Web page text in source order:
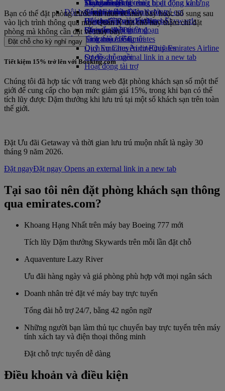
Thức uống
Đội bay của chúng tôi
Boeing 777
Emirates A380
Emirates A350
Dịch vụ Chuyên cơ Emirates
Sơ đồ chỗ ngồi
Đồ chơi cho trẻ em
Các hoạt động dành cho trẻ em
Tính bền vững trong hoạt động kinh
doanh
Chính sách môi trường
Báo cáo môi trường
Cộng đồng của chúng tôi
Quỹ Emirates AirlineQuỹ Emirates Airline
Opens an external link in a new tab
Hoạt động tài trợ
Skywards Rail
Công cụ tính Dặm thưởng
Đăng nhập vào Emirates Skywards
Skywards+
Trang dành cho thiết bị di động và Ứng
dụng Emirates
Hủy hoặc thay đổi đặt chỗ
Chuyến đi bị gián đoạn
Giới thiệu về Emirates
Bạn có thể đặt phòng trước khi mua vé máy bay hoặc bổ sung sau
vào lịch trình thông qua mục Quản lý đặt chỗ hay thậm chí đặt
phòng mà không cần đặt vé máy bay.
Đặt chỗ cho kỳ nghỉ ngay
Tiết kiệm 15% trở lên với Booking.com
Chúng tôi đã hợp tác với trang web đặt phòng khách sạn số một thế
giới để cung cấp cho bạn mức giảm giá 15%, trong khi bạn có thể
tích lũy được Dặm thưởng khi lưu trú tại một số khách sạn trên toàn
thế giới.
Đặt Ưu đãi Getaway và thời gian lưu trú muộn nhất là ngày 30
tháng 9 năm 2026.
Đặt ngayĐặt ngay Opens an external link in a new tab
Tại sao tôi nên đặt phòng khách sạn thông
qua emirates.com?
Khoang Hạng Nhất trên máy bay Boeing 777 mới
Tích lũy Dặm thưởng Skywards trên mỗi lần đặt chỗ
Aquaventure Lazy River
Ưu đãi hàng ngày và giá phòng phù hợp với mọi ngân sách
Doanh nhân trẻ đặt vé máy bay trực tuyến
Tổng đài hỗ trợ 24/7, bằng 42 ngôn ngữ
Những người bạn làm thủ tục chuyến bay trực tuyến trên máy
tính xách tay và điện thoại thông minh
Đặt chỗ trực tuyến dễ dàng
Điều khoản và điều kiện